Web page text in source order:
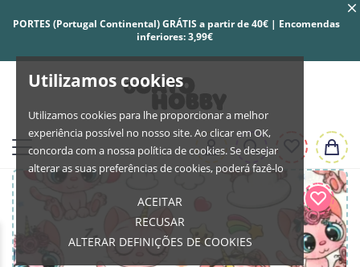
Utilizamos cookies
Utilizamos cookies para lhe proporcionar a melhor
experiência possível no nosso site. Ao clicar em OK,
concorda com a nossa política de cookies. Se desejar
alterar as suas preferências de cookies, poderá fazê-lo
ACEITAR
RECUSAR
ALTERAR DEFINIÇÕES DE COOKIES
PORTES (Portugal Continental) GRÁTIS a partir de 40€ | Encomendas
inferiores: 3,99€